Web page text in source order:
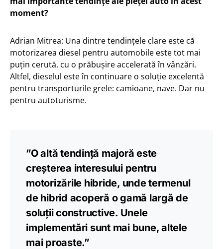
moment?
Adrian Mitrea: Una dintre tendințele clare este că
motorizarea diesel pentru automobile este tot mai
puțin cerută, cu o prăbușire accelerată în vânzări.
Altfel, dieselul este în continuare o soluție excelentă
pentru transporturile grele: camioane, nave. Dar nu
pentru autoturisme.
”O altă tendință majoră este
creșterea interesului pentru
motorizările hibride, unde termenul
de hibrid acoperă o gamă largă de
soluții constructive. Unele
implementări sunt mai bune, altele
mai proaste.”